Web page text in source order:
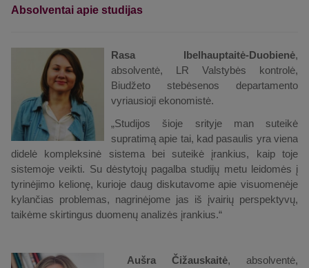
Absolventai apie studijas
Rasa Ibelhauptaitė-Duobienė,
absolventė, LR Valstybės kontrolė,
Biudžeto stebėsenos departamento
vyriausioji ekonomistė.
„Studijos šioje srityje man suteikė
supratimą apie tai, kad pasaulis yra viena
didelė kompleksinė sistema bei suteikė įrankius, kaip toje
sistemoje veikti. Su dėstytojų pagalba studijų metu leidomės į
tyrinėjimo kelionę, kurioje daug diskutavome apie visuomenėje
kylančias problemas, nagrinėjome jas iš įvairių perspektyvų,
taikėme skirtingus duomenų analizės įrankius.“
Aušra Čižauskaitė, absolventė,